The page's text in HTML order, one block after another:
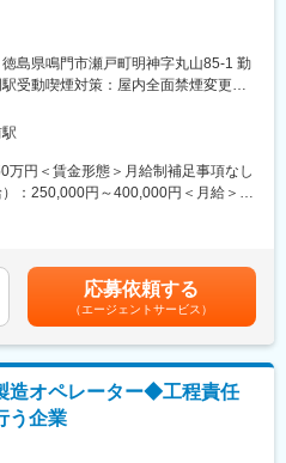
ていただきます。商品の特性上、品
が起きないようにしっかり教育いた
すべての作業を習得いただきます。基
るため、未経験の方でも安心して業
～40代で構成、フルターム・パート社
聞くと一見ニッチな領域のように思わ
緑内障などのニーズが生まれる中で
当社は、防腐剤を使わない（目への
用している「防腐剤無添加の点眼
国のドクターから高い評価を得てい
行うほか、さまざまな企業から依頼
す。多くの人の健康や暮らしを支え
です。
、食品添加物の製造作業をお任せし
まっており、未経験からでも知識や
できる環境です。
の粉末状の原材料を工場内の製造設
（マニュアル）に沿って行うので、
・箱詰めなど）
めて、出荷できる状態にする作業で
ますが、15～25kgの製品を扱うた
方に向いています。
島県鳴門市瀬戸町明神字丸山85-1 勤
受動喫煙対策：屋内全面禁煙変更の
万円＜賃金形態＞月給制補足事項なし
：250,000円～400,000円＜月給＞
を通じて上下する可能性がありま
含めた表記です。
応募依頼する
（エージェントサービス）
造オペレーター◆工程責任
う企業